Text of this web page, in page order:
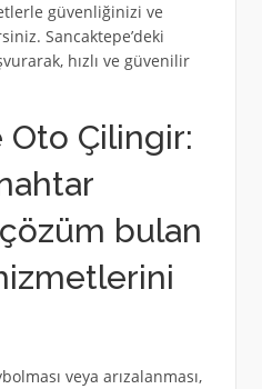
güvenliğinizi ve
Sancaktepe’deki
hızlı ve güvenilir
Çilingir:
bulan
veya arızalanması,